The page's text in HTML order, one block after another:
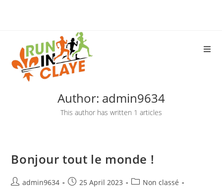
Author: admin9634
This author has written 1 articles
Bonjour tout le monde !
admin9634 25 April 2023
Non classé